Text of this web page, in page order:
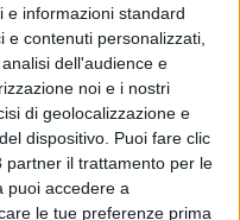
e informazioni standard
contenuti personalizzati,
dell'audience e
noi e i nostri
di geolocalizzazione e
dispositivo. Puoi fare clic
partner il trattamento per le
puoi accedere a
le tue preferenze prima
Gran Shopping
migliaia in piazza per